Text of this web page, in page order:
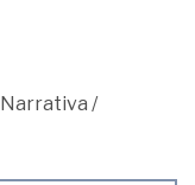
Narrativa /